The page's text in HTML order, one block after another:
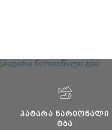
ᲞᲐᲢᲐᲠᲐ ᲜᲐᲠᲘᲝᲜᲐᲚᲘ
ᲢᲑᲐ